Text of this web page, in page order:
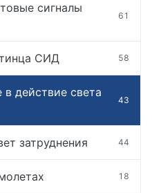
сигналы
61
СИД 58
действие света
43
затруднения 44
18